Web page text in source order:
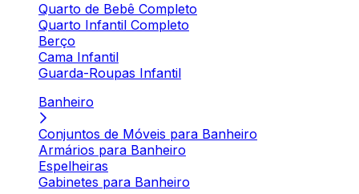
Quarto de Bebê Completo
Quarto Infantil Completo
Berço
Cama Infantil
Guarda-Roupas Infantil
Banheiro
Conjuntos de Móveis para Banheiro
Armários para Banheiro
Espelheiras
Gabinetes para Banheiro